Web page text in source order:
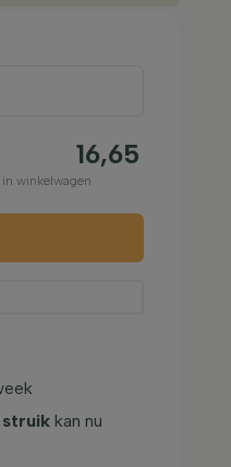
16,65
winkelwagen
struik kan nu